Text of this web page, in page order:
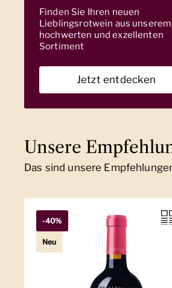
Finden Sie Ihren neuen
Lieblingsrotwein aus unserem
hochwerten und exzellenten
Sortiment
Jetzt entdecken
Unsere
Das sind unsere
-40%
Neu